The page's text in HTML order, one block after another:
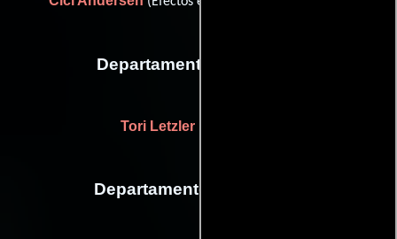
Departamento de musica
Tori Letzler(vocal soloist)
Departamento de editorial